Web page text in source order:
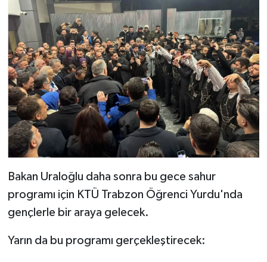
Bakan Uraloğlu daha sonra bu gece sahur
programı için KTÜ Trabzon Öğrenci Yurdu'nda
gençlerle bir araya gelecek.
Yarın da bu programı gerçekleştirecek: